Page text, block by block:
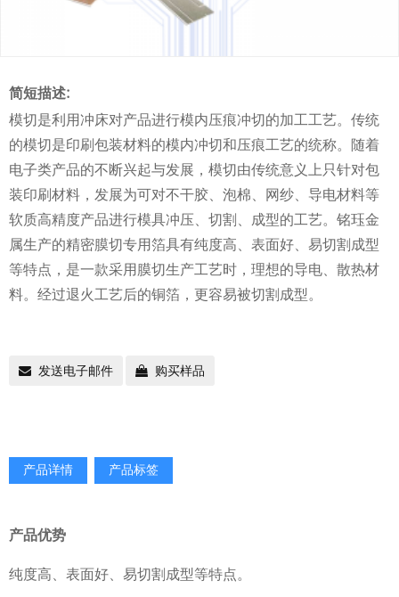
简短描述:
模切是利用冲床对产品进行模内压痕冲切的加工工艺。传统
的模切是印刷包装材料的模内冲切和压痕工艺的统称。随着
电子类产品的不断兴起与发展，模切由传统意义上只针对包
装印刷材料，发展为可对不干胶、泡棉、网纱、导电材料等
软质高精度产品进行模具冲压、切割、成型的工艺。铭珏金
属生产的精密膜切专用箔具有纯度高、表面好、易切割成型
等特点，是一款采用膜切生产工艺时，理想的导电、散热材
料。经过退火工艺后的铜箔，更容易被切割成型。
发送电子邮件 购买样品
产品详情 产品标签
产品优势
纯度高、表面好、易切割成型等特点。